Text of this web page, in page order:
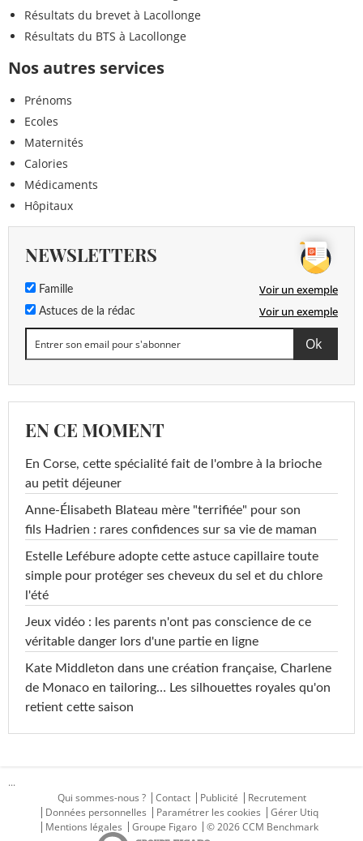
Résultats du brevet à Lacollonge
Résultats du BTS à Lacollonge
Nos autres services
Prénoms
Ecoles
Maternités
Calories
Médicaments
Hôpitaux
NEWSLETTERS
Famille Voir un exemple
Astuces de la rédac Voir un exemple
EN CE MOMENT
En Corse, cette spécialité fait de l'ombre à la brioche
au petit déjeuner
Anne-Élisabeth Blateau mère "terrifiée" pour son
fils Hadrien : rares confidences sur sa vie de maman
Estelle Lefébure adopte cette astuce capillaire toute
simple pour protéger ses cheveux du sel et du chlore
l'été
Jeux vidéo : les parents n'ont pas conscience de ce
véritable danger lors d'une partie en ligne
Kate Middleton dans une création française, Charlene
de Monaco en tailoring… Les silhouettes royales qu'on
retient cette saison
...
Qui sommes-nous ?
Contact Publicité
Recrutement
Données personnelles
Paramétrer les cookies
Gérer Utiq
Mentions légales
Groupe Figaro © 2026 CCM Benchmark